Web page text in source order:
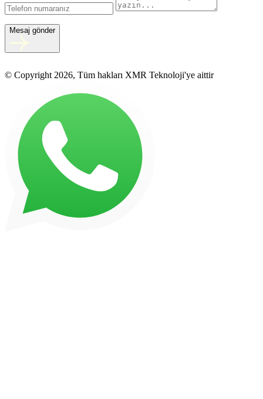
Mesaj gönder
© Copyright 2026, Tüm hakları XMR Teknoloji'ye aittir